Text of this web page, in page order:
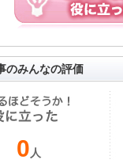
のみんなの評価
0 人